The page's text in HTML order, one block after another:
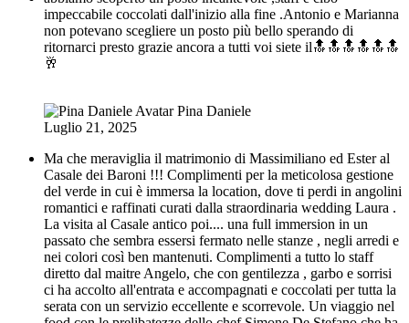
impeccabile coccolati dall'inizio alla fine .Antonio e Marianna
non potevano scegliere un posto più bello sperando di
ritornarci presto grazie ancora a tutti voi siete il🔝🔝🔝🔝🔝🔝
🥂
Pina Daniele
Luglio 21, 2025
Ma che meraviglia il matrimonio di Massimiliano ed Ester al
Casale dei Baroni !!! Complimenti per la meticolosa gestione
del verde in cui è immersa la location, dove ti perdi in angolini
romantici e raffinati curati dalla straordinaria wedding Laura .
La visita al Casale antico poi.... una full immersion in un
passato che sembra essersi fermato nelle stanze , negli arredi e
nei colori così ben mantenuti. Complimenti a tutto lo staff
diretto dal maitre Angelo, che con gentilezza , garbo e sorrisi
ci ha accolto all'entrata e accompagnati e coccolati per tutta la
serata con un servizio eccellente e scorrevole. Un viaggio nel